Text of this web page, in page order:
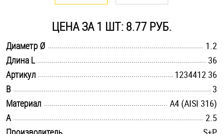
Саморезы и шурупы
Стопорные кольца
Хомуты
ЦЕНА ЗА 1 ШТ: 8.77 РУБ.
Диаметр Ø
1.2
Длина L
36
Артикул
1234412 36
B
3
Материал
A4 (AISI 316)
A
2.5